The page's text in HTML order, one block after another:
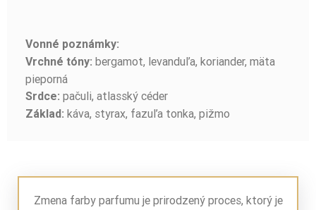
Vonné poznámky:
Vrchné tóny: bergamot, levanduľa, koriander, mäta
pieporná
Srdce: pačuli, atlasský céder
Základ: káva, styrax, fazuľa tonka, pižmo
Zmena farby parfumu je prirodzený proces, ktorý je